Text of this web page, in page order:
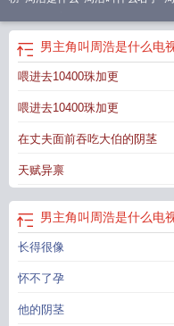
周浩晖在线阅读 男主叫周浩
男主角叫周浩是什么电
喂进去10400珠加更
喂进去10400珠加更
在丈夫面前吞吃大伯的阴茎
天赋异禀
男主角叫周浩是什么电
长得很像
怀不了孕
他的阴茎